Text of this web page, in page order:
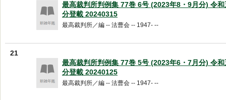
最高裁判所判例集 77巻 6号 (2023年8・9月分) 令
分登載 20240315
最高裁判所／編 -- 法曹会 -- 1947- --
21
最高裁判所判例集 77巻 5号 (2023年6・7月分) 令
分登載 20240125
最高裁判所／編 -- 法曹会 -- 1947- --